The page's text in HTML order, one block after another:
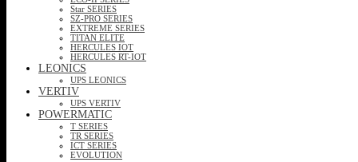
Star SERIES
SZ-PRO SERIES
EXTREME SERIES
TITAN ELITE
HERCULES IOT
HERCULES RT-IOT
LEONICS
UPS LEONICS
VERTIV
UPS VERTIV
POWERMATIC
T SERIES
TR SERIES
ICT SERIES
EVOLUTION